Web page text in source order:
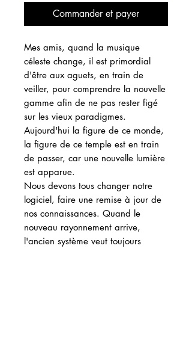
Commander et payer
Mes amis, quand la musique
céleste change, il est primordial
d'être aux aguets, en train de
veiller, pour comprendre la nouvelle
gamme afin de ne pas rester figé
sur les vieux paradigmes.
Aujourd'hui la figure de ce monde,
la figure de ce temple est en train
de passer, car une nouvelle lumière
est apparue.
Nous devons tous changer notre
logiciel, faire une remise à jour de
nos connaissances. Quand le
nouveau rayonnement arrive,
l'ancien système veut toujours